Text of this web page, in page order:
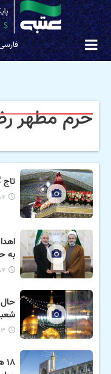
حرم مطهر
به